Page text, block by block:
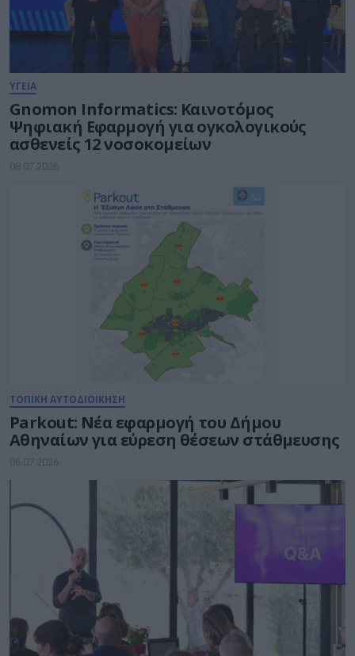
ΥΓΕΙΑ
Gnomon Informatics: Καινοτόμος
Ψηφιακή Εφαρμογή για ογκολογικούς
ασθενείς 12 νοσοκομείων
08.07.2026
ΤΟΠΙΚΗ ΑΥΤΟΔΙΟΙΚΗΣΗ
Parkout: Νέα εφαρμογή του Δήμου
Αθηναίων για εύρεση θέσεων στάθμευσης
06.07.2026